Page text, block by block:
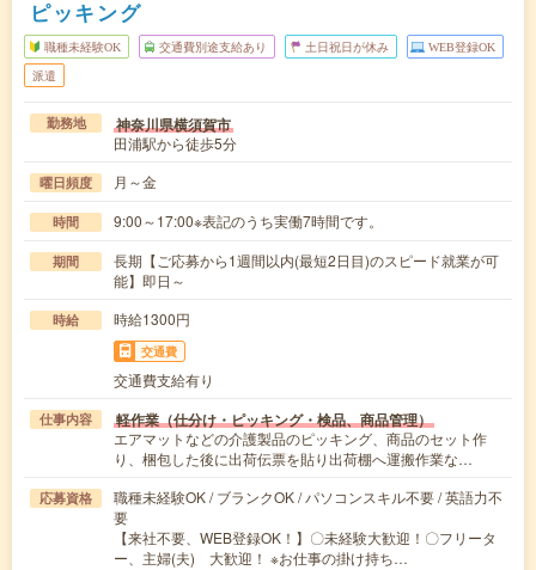
ピッキング
職種未経験OK 交通費別途支給あり 土日祝日が休み WEB登録OK
派遣
勤務地 神奈川県横須賀市
田浦駅から徒歩5分
曜日頻度 月～金
時間 9:00～17:00※表記のうち実働7時間です。
期間
長期【ご応募から1週間以内(最短2日目)のスピード就業が可
能】即日～
時給 時給1300円
交通費
交通費支給有り
仕事内容 軽作業（仕分け・ピッキング・検品、商品管理）
エアマットなどの介護製品のピッキング、商品のセット作
り、梱包した後に出荷伝票を貼り出荷棚へ運搬作業な…
応募資格
職種未経験OK / ブランクOK / パソコンスキル不要 / 英語力不
要
【来社不要、WEB登録OK！】〇未経験大歓迎！〇フリータ
ー、主婦(夫) 大歓迎！ ※お仕事の掛け持ち…